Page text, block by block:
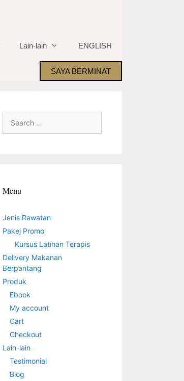
Lain-lain ENGLISH
SAYA BERMINAT
for:
Menu
Jenis Rawatan
Pakej Promo
Kursus Latihan Terapis
Delivery Makanan
Berpantang
Produk
Ebook
My account
Cart
Checkout
Lain-lain
Testimonial
Blog